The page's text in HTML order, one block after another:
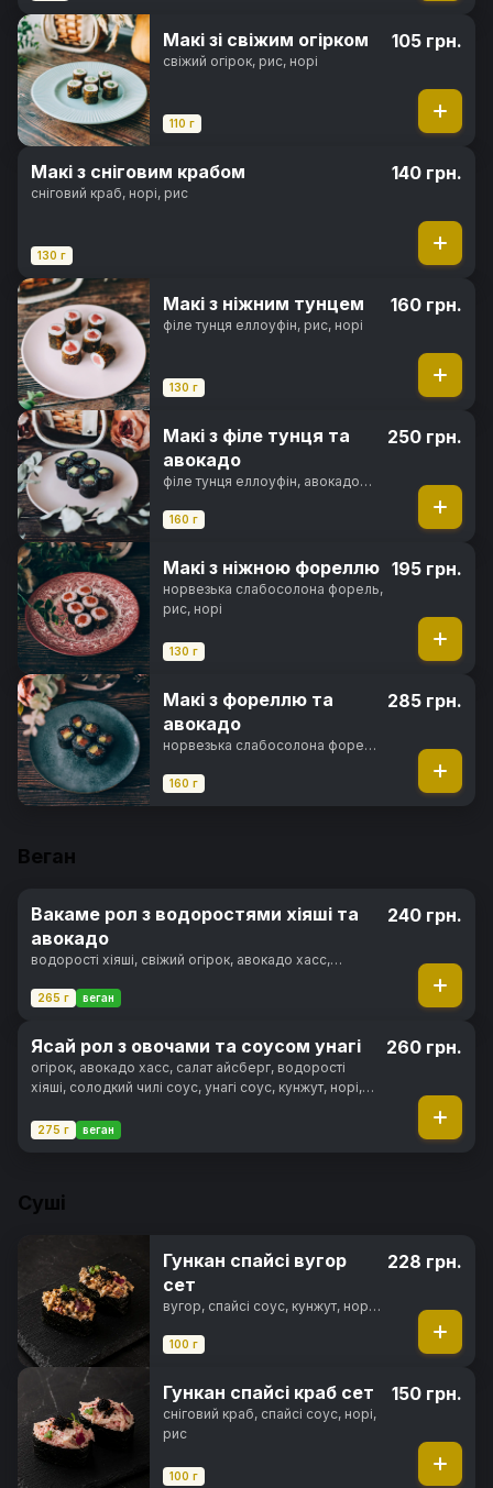
Макі зі свіжим огірком
свіжий огірок, рис, норі
110 г
105 грн.
Макі з сніговим крабом
сніговий краб, норі, рис
130 г
140 грн.
Макі з ніжним тунцем
філе тунця еллоуфін, рис, норі
130 г
160 грн.
Макі з філе тунця та
авокадо
філе тунця еллоуфін, авокадо
норі
160 г
250 грн.
Макі з ніжною фореллю
норвезька слабосолона форель,
рис, норі
130 г
195 грн.
Макі з фореллю та
авокадо
норвезька слабосолона форель,
каракатиці, рис, норі
160 г
285 грн.
Веган
Вакаме рол з водоростями хіяші та
авокадо
водорості хіяші, свіжий огірок, авокадо хасс,
265 г веган
240 грн.
Ясай рол з овочами та соусом унагі
огірок, авокадо хасс, салат айсберг, водорості
хіяші, солодкий чилі соус, унагі соус, кунжут, норі,
275 г веган
260 грн.
Суші
Гункан спайсі вугор
сет
вугор, спайсі соус, кунжут, норі,
100 г
228 грн.
Гункан спайсі краб сет
сніговий краб, спайсі соус, норі,
рис
100 г
150 грн.